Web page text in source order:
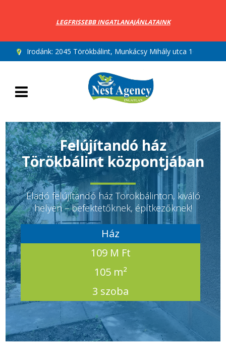
LEGFRISSEBB INGATLANAJÁNLATAINK
Irodánk: 2045 Törökbálint, Munkácsy Mihály utca 10.
Felújítandó ház
Törökbálint központjában
Eladó felújítandó ház Törökbálinton, kiváló
helyen – befektetőknek, építkezőknek!
Ház
109 M Ft
105 m²
3 szoba